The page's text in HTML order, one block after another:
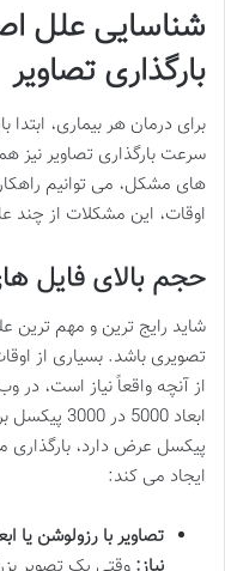
شناسایی علل
بارگذاری تصاویر
برای درمان هر بیماری،
سرعت بارگذاری تصاویر
های مشکل، می توانیم
اوقات، این مشکلات از چند
حجم بالای فایل
شاید رایج ترین و مهم
تصویری باشد. بسیاری از
از آنچه واقعاً نیاز است،
پیکسل عرض دارد،
ایجاد می کند: